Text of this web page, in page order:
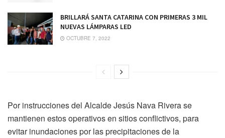
BRILLARÁ SANTA CATARINA CON PRIMERAS 3 MIL
NUEVAS LÁMPARAS LED
OCTUBRE 7, 2022
Por instrucciones del Alcalde Jesús Nava Rivera se
mantienen estos operativos en sitios conflictivos, para
evitar inundaciones por las precipitaciones de la